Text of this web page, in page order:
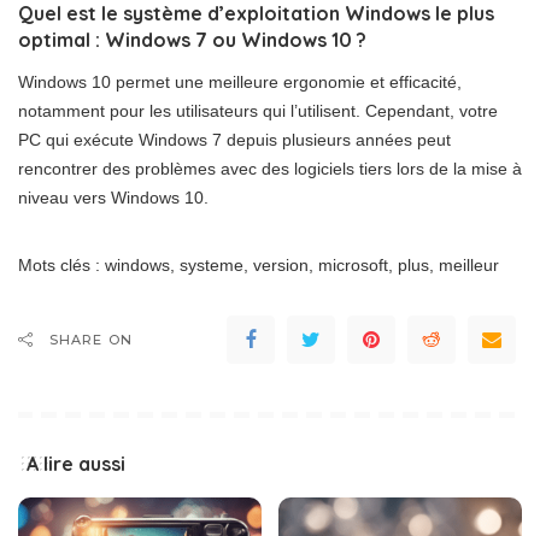
Quel est le système d’exploitation Windows le plus
optimal : Windows 7 ou Windows 10 ?
Windows 10 permet une meilleure ergonomie et efficacité,
notamment pour les utilisateurs qui l’utilisent. Cependant, votre
PC qui exécute Windows 7 depuis plusieurs années peut
rencontrer des problèmes avec des logiciels tiers lors de la mise à
niveau vers Windows 10.
Mots clés : windows, systeme, version, microsoft, plus, meilleur
SHARE ON
A lire aussi